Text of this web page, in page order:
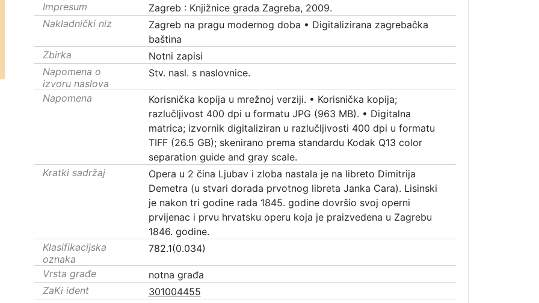
Impresum
Zagreb : Knjižnice grada Zagreba, 2009.
Nakladnički niz
Zagreb na pragu modernog doba • Digitalizirana zagrebačka
baština
Zbirka
Notni zapisi
Napomena o
izvoru naslova
Stv. nasl. s naslovnice.
Napomena Korisnička kopija u mrežnoj verziji. • Korisnička kopija;
razlučljivost 400 dpi u formatu JPG (963 MB). • Digitalna
matrica; izvornik digitaliziran u razlučljivosti 400 dpi u formatu
TIFF (26.5 GB); skenirano prema standardu Kodak Q13 color
separation guide and gray scale.
Kratki sadržaj
Opera u 2 čina Ljubav i zloba nastala je na libreto Dimitrija
Demetra (u stvari dorada prvotnog libreta Janka Cara). Lisinski
je nakon tri godine rada 1845. godine dovršio svoj operni
prvijenac i prvu hrvatsku operu koja je praizvedena u Zagrebu
1846. godine.
Klasifikacijska
oznaka
782.1(0.034)
Vrsta građe
notna građa
ZaKi ident
301004455